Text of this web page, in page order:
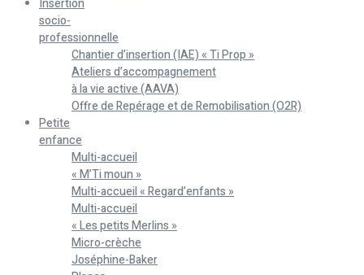
Insertion
socio-
professionnelle
Chantier d’insertion (IAE) « Ti Prop »
Ateliers d’accompagnement
à la vie active (AAVA)
Offre de Repérage et de Remobilisation (O2R)
Petite
enfance
Multi-accueil
« M’Ti moun »
Multi-accueil « Regard’enfants »
Multi-accueil
« Les petits Merlins »
Micro-crèche
Joséphine-Baker